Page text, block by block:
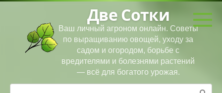
Перейти
Две Сотки
Ваш личный агроном онлайн. Советы
по выращиванию овощей, уходу за
садом и огородом, борьбе с
вредителями и болезнями растений
— всё для богатого урожая.
Поиск: